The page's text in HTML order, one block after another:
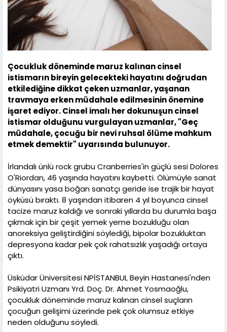
Çocukluk döneminde maruz kalınan cinsel
istismarın bireyin gelecekteki hayatını doğrudan
etkilediğine dikkat çeken uzmanlar, yaşanan
travmaya erken müdahale edilmesinin önemine
işaret ediyor. Cinsel imalı her dokunuşun cinsel
istismar olduğunu vurgulayan uzmanlar, "Geç
müdahale, çocuğu bir nevi ruhsal ölüme mahkum
etmek demektir" uyarısında bulunuyor.
İrlandalı ünlü rock grubu Cranberries'in güçlü sesi Dolores
O'Riordan, 46 yaşında hayatını kaybetti. Ölümüyle sanat
dünyasını yasa boğan sanatçı geride ise trajik bir hayat
öyküsü bıraktı. 8 yaşından itibaren 4 yıl boyunca cinsel
tacize maruz kaldığı ve sonraki yıllarda bu durumla başa
çıkmak için bir çeşit yemek yeme bozukluğu olan
anoreksiya geliştirdiğini söylediği, bipolar bozukluktan
depresyona kadar pek çok rahatsızlık yaşadığı ortaya
çıktı.
Üsküdar Üniversitesi NPİSTANBUL Beyin Hastanesi'nden
Psikiyatri Uzmanı Yrd. Doç. Dr. Ahmet Yosmaoğlu,
çocukluk döneminde maruz kalınan cinsel suçların
çocuğun gelişimi üzerinde pek çok olumsuz etkiye
neden olduğunu söyledi.